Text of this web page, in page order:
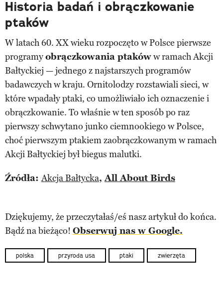
Historia badań i obrączkowanie
ptaków
W latach 60. XX wieku rozpoczęto w Polsce pierwsze
programyobrączkowania ptakóww ramach Akcji
Bałtyckiej — jednego z najstarszych programów
badawczych w kraju. Ornitolodzy rozstawiali sieci, w
które wpadały ptaki, co umożliwiało ich oznaczenie i
obrączkowanie. To właśnie w ten sposób po raz
pierwszy schwytano junko ciemnookiego w Polsce,
choć pierwszym ptakiem zaobrączkowanym w ramach
Akcji Bałtyckiej był biegus malutki.
Źródła:Akcja Bałtycka,All About Birds
Dziękujemy, że przeczytałaś/eś nasz artykuł do końca.
Bądź na bieżąco! Obserwuj nas w Google.
polska przyroda usa ptaki zwierzęta